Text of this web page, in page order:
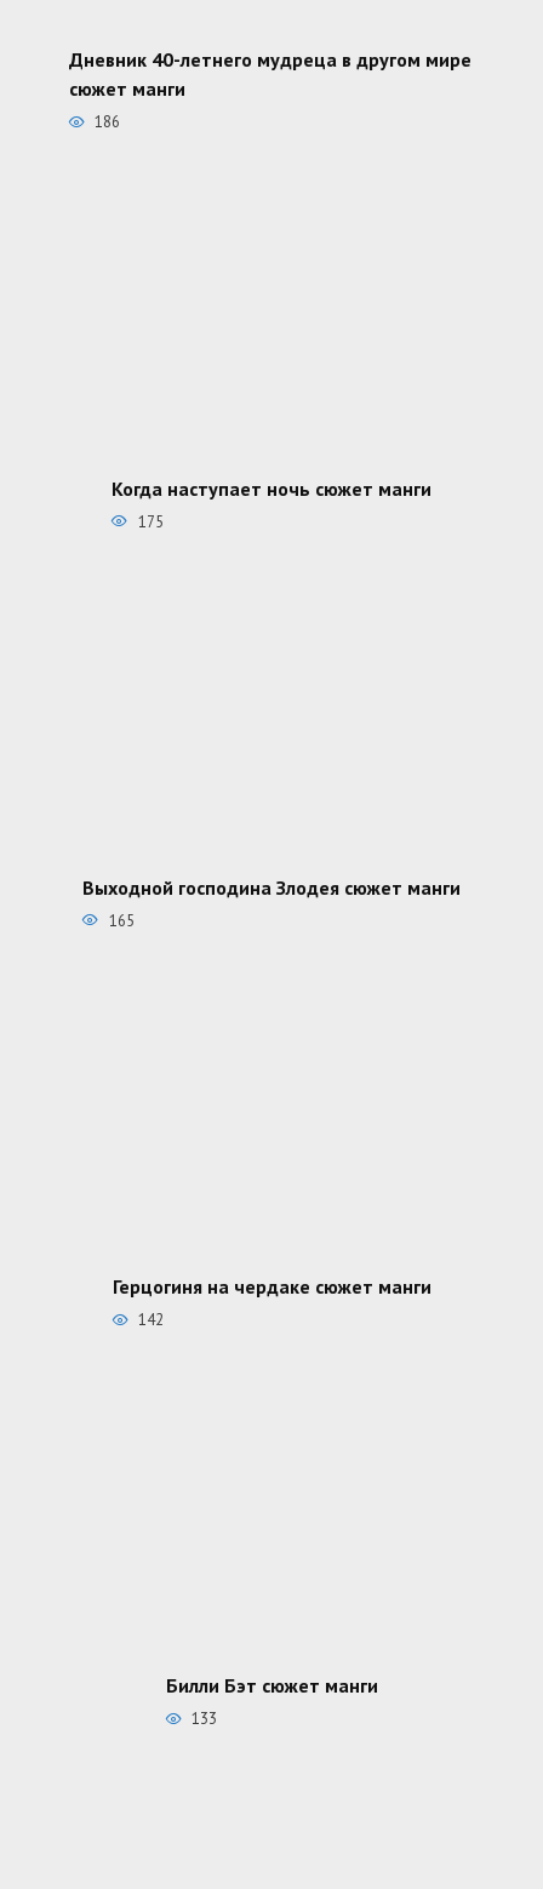
Дневник 40-летнего мудреца в другом мире
сюжет манги
186
Когда наступает ночь сюжет манги
175
Выходной господина Злодея сюжет манги
165
Герцогиня на чердаке сюжет манги
142
Билли Бэт сюжет манги
133